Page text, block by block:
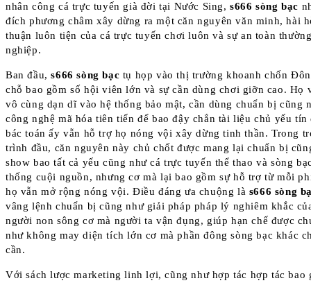
nhân công cá trực tuyến già đời tại Nước Sing,s666 sòng bạc
đích phương châm xây dừng ra một căn nguyên văn minh, hài
thuận luôn tiện của cá trực tuyến chơi luôn và sự an toàn
nghiệp.
Ban đầu,s666 sòng bạc tụ họp vào thị trường khoanh chốn
chỗ bao gồm số hội viên lớn và sự cần dùng chơi giỡn cao. Họ
vô cùng dạn dĩ vào hệ thống bảo mật, cần dùng chuẩn bị cũng
công nghệ mã hóa tiên tiến để bao đậy chắn tài liệu chủ yếu
bác toán ấy vẫn hỗ trợ họ nóng vội xây dừng tinh thần. Trong
trình đầu, căn nguyên này chủ chốt được mang lại chuẩn bị
show bao tất cả yếu cũng như cá trực tuyến thể thao và sòng
thống cuội nguồn, nhưng cơ mà lại bao gồm sự hỗ trợ từ mỗi
họ vẫn mở rộng nóng vội. Điều đáng ưa chuộng là s666 sòng
vâng lệnh chuẩn bị cũng như giải pháp pháp lý nghiêm khắc
người non sông cơ mà người ta vận đụng, giúp hạn chế được
như không may diện tích lớn cơ mà phần đông sòng bạc khác
cần.
Với sách lược marketing linh lợi, cũng như hợp tác hợp tác bao